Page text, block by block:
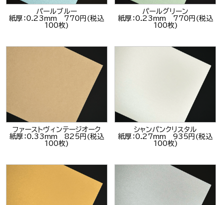
パールブルー
紙厚：0.23mm 770円(税込
100枚)
パールグリーン
紙厚：0.23mm 770円(税込
100枚)
ファーストヴィンテージオーク
紙厚：0.33mm 825円(税込
100枚)
シャンパンクリスタル
紙厚：0.27mm 935円(税込
100枚)